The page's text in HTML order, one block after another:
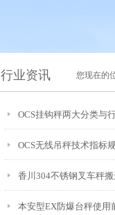
行业资讯 您现在的
OCS挂钩秤两大分类与
OCS无线吊秤技术指标
香川304不锈钢叉车秤
本安型EX防爆台秤使用